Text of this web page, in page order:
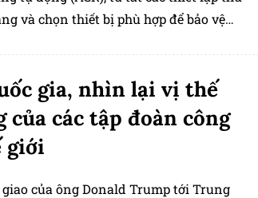
và chọn thiết bị phù hợp để bảo vệ
gia, nhìn lại vị thế
của các tập đoàn công
giới
của ông Donald Trump tới Trung